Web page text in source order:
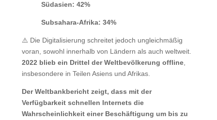
Südasien: 42%
Subsahara-Afrika: 34%
⚠️ Die Digitalisierung schreitet jedoch ungleichmäßig
voran, sowohl innerhalb von Ländern als auch weltweit.
2022 blieb ein Drittel der Weltbevölkerung offline,
insbesondere in Teilen Asiens und Afrikas.
Der Weltbankbericht zeigt, dass mit der
Verfügbarkeit schnellen Internets die
Wahrscheinlichkeit einer Beschäftigung um bis zu